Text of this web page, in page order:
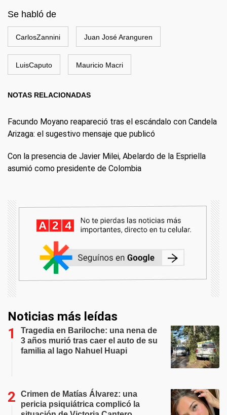
Se habló de
CarlosZannini Juan José Aranguren
LuisCaputo Mauricio Macri
NOTAS RELACIONADAS
Facundo Moyano reapareció tras el escándalo con Candela
Arizaga: el sugestivo mensaje que publicó
Con la presencia de Javier Milei, Abelardo de la Espriella
asumió como presidente de Colombia
Noticias más leídas
Tragedia en Bariloche: una nena de
3 años murió tras caer el auto de su
familia al lago Nahuel Huapi
Crimen de Matías Álvarez: una
pericia psiquiátrica complicó la